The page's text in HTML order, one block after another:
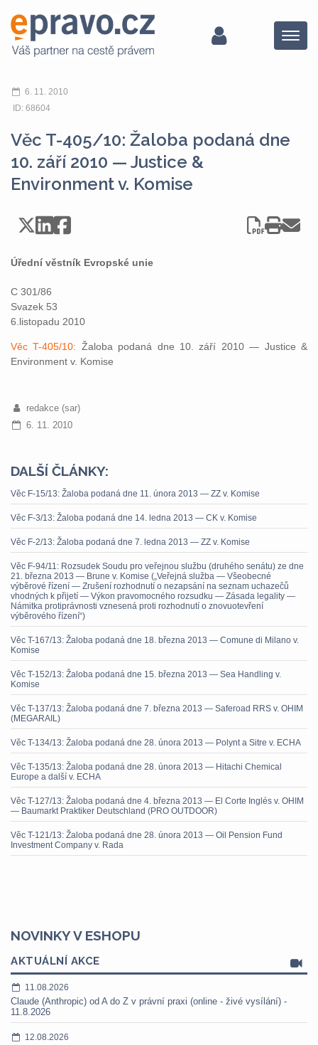
Menu
6. 11. 2010
ID: 68604
Věc T-405/10: Žaloba podaná dne
10. září 2010 — Justice &
Environment v. Komise
Úřední věstník Evropské unie
C 301/86
Svazek 53
6.listopadu 2010
Věc T-405/10: Žaloba podaná dne 10. září 2010 — Justice &
Environment v. Komise
redakce (sar)
6. 11. 2010
DALŠÍ ČLÁNKY:
Věc F-15/13: Žaloba podaná dne 11. února 2013 — ZZ v. Komise
Věc F-3/13: Žaloba podaná dne 14. ledna 2013 — CK v. Komise
Věc F-2/13: Žaloba podaná dne 7. ledna 2013 — ZZ v. Komise
Věc F-94/11: Rozsudek Soudu pro veřejnou službu (druhého senátu) ze dne
21. března 2013 — Brune v. Komise („Veřejná služba — Všeobecné
výběrové řízení — Zrušení rozhodnutí o nezapsání na seznam uchazečů
vhodných k přijetí — Výkon pravomocného rozsudku — Zásada legality —
Námitka protiprávnosti vznesená proti rozhodnutí o znovuotevření
výběrového řízení“)
Věc T-167/13: Žaloba podaná dne 18. března 2013 — Comune di Milano v.
Komise
Věc T-152/13: Žaloba podaná dne 15. března 2013 — Sea Handling v.
Komise
Věc T-137/13: Žaloba podaná dne 7. března 2013 — Saferoad RRS v. OHIM
(MEGARAIL)
Věc T-134/13: Žaloba podaná dne 28. února 2013 — Polynt a Sitre v. ECHA
Věc T-135/13: Žaloba podaná dne 28. února 2013 — Hitachi Chemical
Europe a další v. ECHA
Věc T-127/13: Žaloba podaná dne 4. března 2013 — El Corte Inglés v. OHIM
— Baumarkt Praktiker Deutschland (PRO OUTDOOR)
Věc T-121/13: Žaloba podaná dne 28. února 2013 — Oil Pension Fund
Investment Company v. Rada
NOVINKY V ESHOPU
AKTUÁLNÍ AKCE
11.08.2026
Claude (Anthropic) od A do Z v právní praxi (online - živé vysílání) -
11.8.2026
12.08.2026